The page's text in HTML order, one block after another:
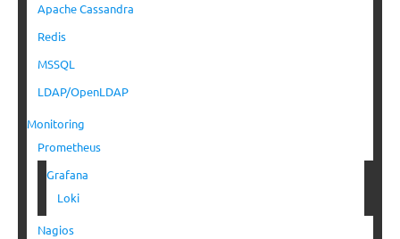
Apache Cassandra
Redis
MSSQL
LDAP/OpenLDAP
Monitoring
Prometheus
Grafana
Loki
Nagios